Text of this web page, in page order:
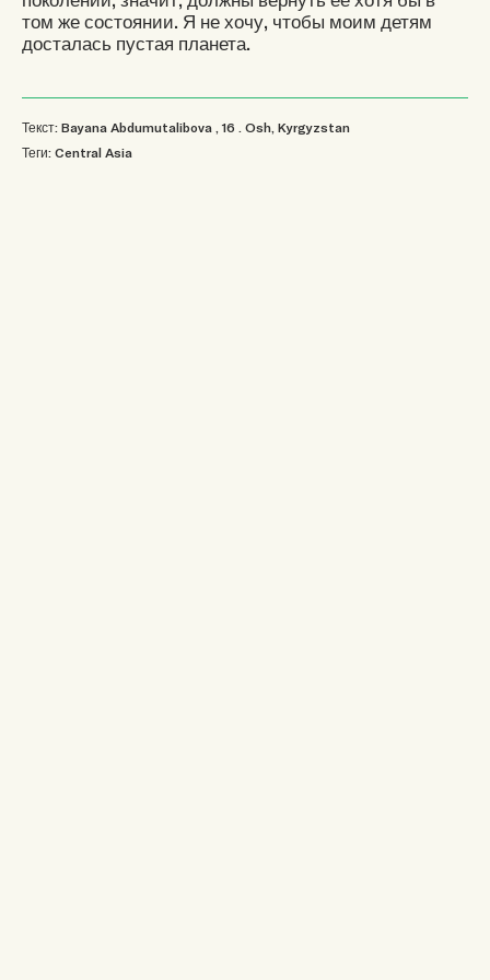
том же состоянии. Я не хочу, чтобы моим детям
досталась пустая планета.
Текст: Bayana Abdumutalibova , 16
Osh, Kyrgyzstan
Теги: Central Asia